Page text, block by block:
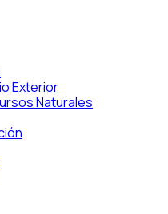
Exterior
Naturales